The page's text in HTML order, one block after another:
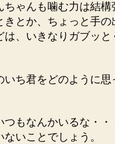
ちゃんも噛む力は結構
きとか、ちょっと手の
は、いきなりガブッと
いち君をどのように思
つもなんかいるな・・
いことでしょう。